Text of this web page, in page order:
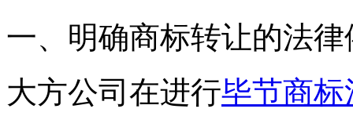
一、明确商标转让的法律
大方公司在进行毕节商标